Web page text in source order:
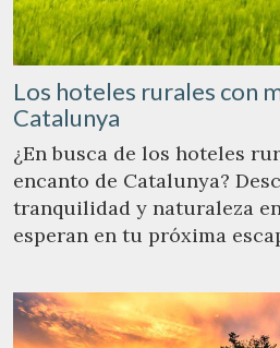
Los hoteles rurales con
Catalunya
¿En busca de los hoteles
encanto de Catalunya?
tranquilidad y naturaleza
esperan en tu próxima
Guardar configuración